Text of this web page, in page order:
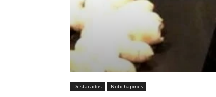
Destacados Notichapines